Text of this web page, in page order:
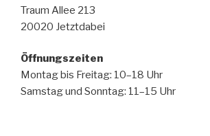
Traum Allee 213
20020 Jetztdabei
Öffnungszeiten
Montag bis Freitag: 10–18 Uhr
Samstag und Sonntag: 11–15 Uhr